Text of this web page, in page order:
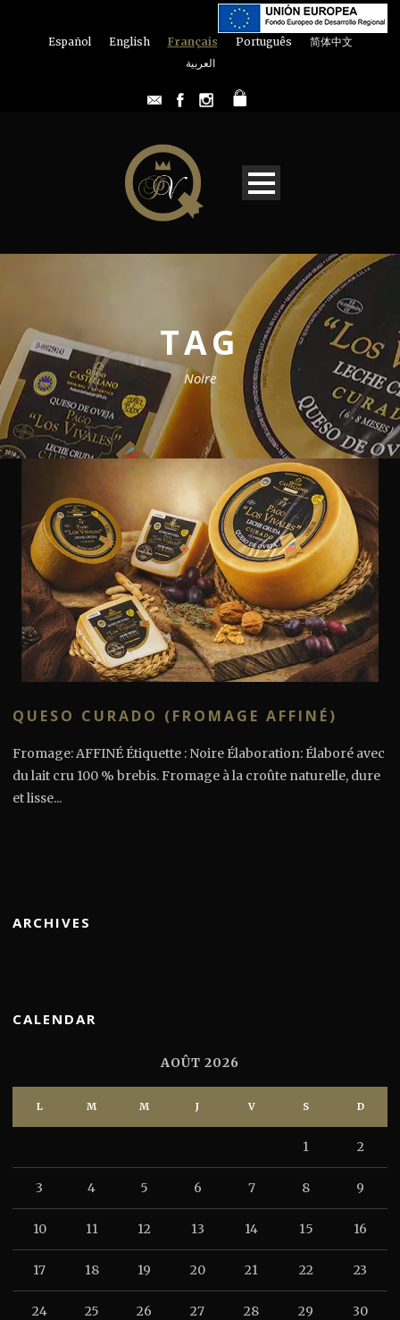
Español English Français Português
简体中文
العربية
TAG
Noire
QUESO CURADO (FROMAGE AFFINÉ)
Fromage: AFFINÉ Étiquette : Noire Élaboration: Élaboré avec
du lait cru 100 % brebis. Fromage à la croûte naturelle, dure
et lisse...
ARCHIVES
CALENDAR
AOÛT 2026
L M M J V S D
1 2
3 4 5 6 7 8 9
10 11 12 13 14 15 16
17 18 19 20 21 22 23
24 25 26 27 28 29 30